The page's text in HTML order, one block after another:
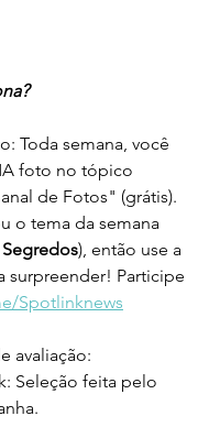
Toda semana, você
foto no tópico
de Fotos" (grátis).
o tema da semana
Segredos), então use a
surpreender! Participe
Spotlinknews
avaliação:
Seleção feita pelo